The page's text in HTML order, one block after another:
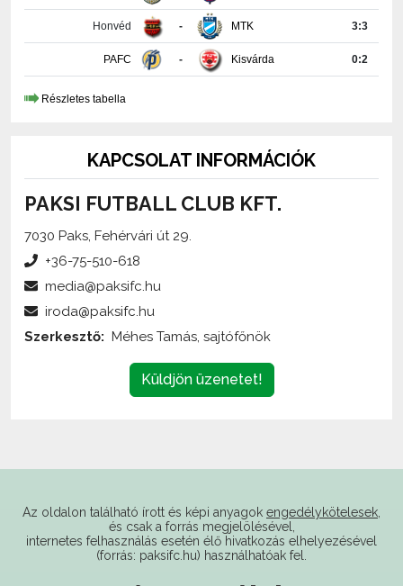
PAFC Kisvárda 0:2
Részletes tabella
PAKSI FUTBALL CLUB KFT.
7030 Paks, Fehérvári út 29.
Küldjön üzenetet!
internetes felhasználás esetén élő hivatkozás elhelyezésével
(forrás: paksifc.hu) használhatóak fel.
Támogatóink